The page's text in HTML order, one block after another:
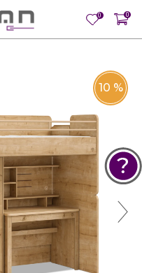
0
0
10 %
POMOĆ PRI KUPOVINI
Za više informacija, pomoć i
porudžbine
381 11 245 18 52
381 64 218 96 52